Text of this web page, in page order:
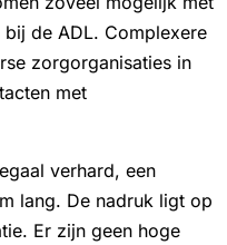
de ADL. Complexere
zorgorganisaties in
met
verhard, een
lang. De nadruk ligt op
Er zijn geen hoge